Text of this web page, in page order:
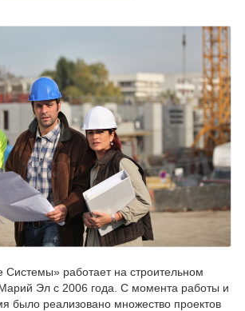
работает на строительном
Эл с 2006 года. С момента работы и
было реализовано множество проектов